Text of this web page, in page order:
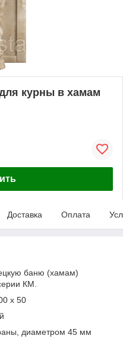
курны в хамам
Доставка Оплата
баню (хамам)
КМ.
х 50
диаметром 45 мм